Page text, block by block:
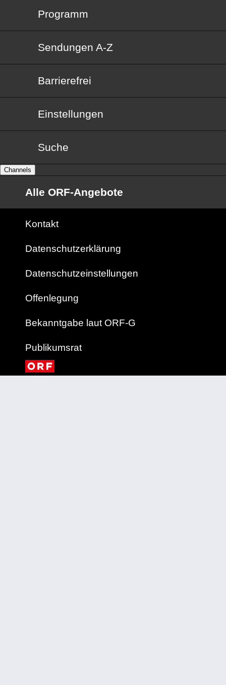
Programm
Sendungen von A bis Z
Sendungen A-Z
Barrierefrei
Barrierefrei
Einstellungen
Suche
Channels
Alle ORF-Angebote
Kontakt
Datenschutzerklärung
Datenschutzeinstellungen
Offenlegung
Bekanntgabe laut ORF-G
Publikumsrat